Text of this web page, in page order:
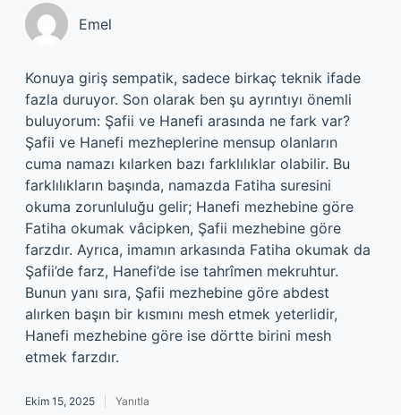
Emel
Konuya giriş sempatik, sadece birkaç teknik ifade
fazla duruyor. Son olarak ben şu ayrıntıyı önemli
buluyorum: Şafii ve Hanefi arasında ne fark var?
Şafii ve Hanefi mezheplerine mensup olanların
cuma namazı kılarken bazı farklılıklar olabilir. Bu
farklılıkların başında, namazda Fatiha suresini
okuma zorunluluğu gelir; Hanefi mezhebine göre
Fatiha okumak vâcipken, Şafii mezhebine göre
farzdır. Ayrıca, imamın arkasında Fatiha okumak da
Şafii’de farz, Hanefi’de ise tahrîmen mekruhtur.
Bunun yanı sıra, Şafii mezhebine göre abdest
alırken başın bir kısmını mesh etmek yeterlidir,
Hanefi mezhebine göre ise dörtte birini mesh
etmek farzdır.
Ekim 15, 2025 Yanıtla